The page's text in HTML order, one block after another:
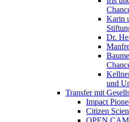
Karin
Dr.
und
Transfer mit
Impact
Citizen
OPEN